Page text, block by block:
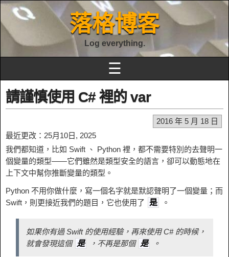
落格博客
Log everything.
☰
請謹慎使用 C# 裡的 var
2016 年 5 月 18 日
最近更改：25月10日, 2025
我們都知道，比如 Swift 、 Python 裡，都不需要特別的去聲明一
個變量的類型——它們雖然是類型安全的語言，卻可以動態地在
上下文中幫你推斷變量的類型。
Python 不用你做什麼，寫一個名字就是默認聲明了一個變量；而
Swift，則更接近我們的題目，它也使用了 是 。
如果你有過 Swift 的使用經驗，再來使用 C# 的時候，
就會發現這個 是 ，不再是那個 是 。